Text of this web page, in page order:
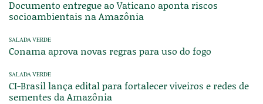
Documento entregue ao Vaticano aponta riscos
socioambientais na Amazônia
SALADA VERDE
Conama aprova novas regras para uso do fogo
SALADA VERDE
CI-Brasil lança edital para fortalecer viveiros e redes de
sementes da Amazônia